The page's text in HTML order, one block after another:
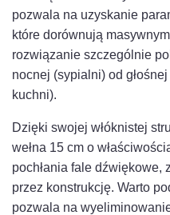
pozwala na uzyskanie
które dorównują
rozwiązanie szczególnie
nocnej (sypialni) od
kuchni).
Dzięki swojej włóknistej
wełna 15 cm o
pochłania fale dźwiękowe,
przez konstrukcję. Warto
pozwala na